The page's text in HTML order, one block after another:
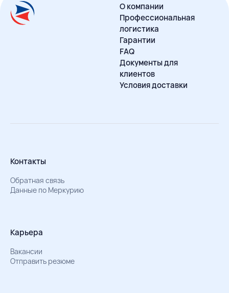
О компании
Профессиональная
логистика
Гарантии
FAQ
Документы для
клиентов
Условия доставки
Контакты
Обратная связь
Данные по Меркурию
Карьера
Вакансии
Отправить резюме